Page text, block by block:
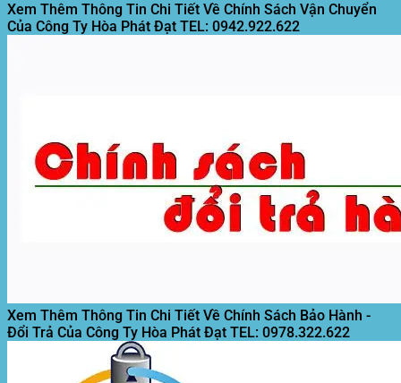
Xem Thêm Thông Tin Chi Tiết Về Chính Sách Vận Chuyển
Của Công Ty Hòa Phát Đạt TEL: 0942.922.622
Xem Thêm Thông Tin Chi Tiết Về Chính Sách Bảo Hành -
Đổi Trả Của Công Ty Hòa Phát Đạt TEL: 0978.322.622